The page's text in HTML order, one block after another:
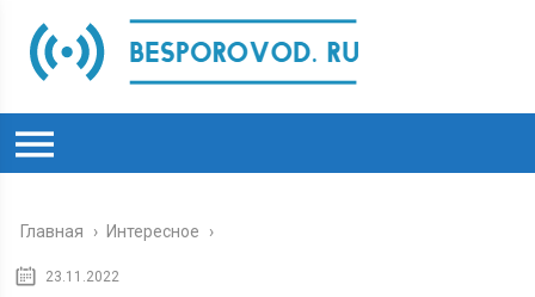
Главная › Интересное ›
23.11.2022